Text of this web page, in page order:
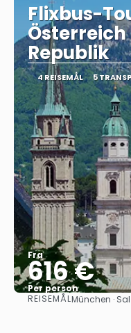
Flixbus-
Österreich
Republik
4 REISEMÅL 5
Fra
616 €
Per person
REISEMÅLMünchen ·